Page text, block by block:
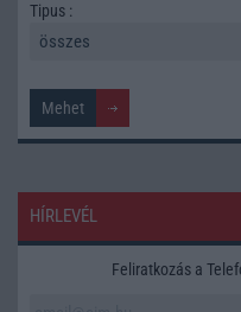
Tipus :
HÍRLEVÉL
Feliratkozás a